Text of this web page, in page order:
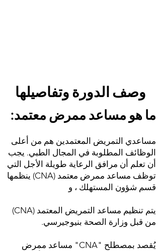
وصف الدورة وتفاصيلها
ما هو مساعد ممرض معتمد:
مساعدي التمريض المعتمدين هم من أعلى
الوظائف المطلوبة في المجال الطبي. يجب
أن تعلم أن مرافق الرعاية طويلة الأجل التي
توظف مساعد ممرض معتمد (CNA) ينظمها
قسم شؤون المستهلك ، و
يتم تنظيم مساعد التمريض المعتمد (CNA)
من قبل وزارة الصحة بنيوجيرسي.
يُقصد بمصطلح "CNA" مساعد ممرض